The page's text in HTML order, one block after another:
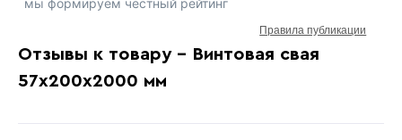
Отзывы к товару - Винтовая свая
57х200х2000 мм
Правила публикации